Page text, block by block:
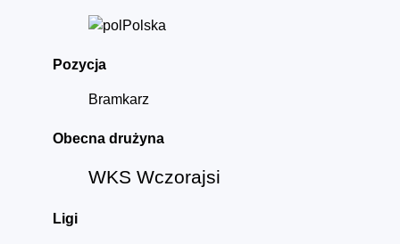
Polska
Pozycja
Bramkarz
Obecna drużyna
WKS Wczorajsi
Ligi